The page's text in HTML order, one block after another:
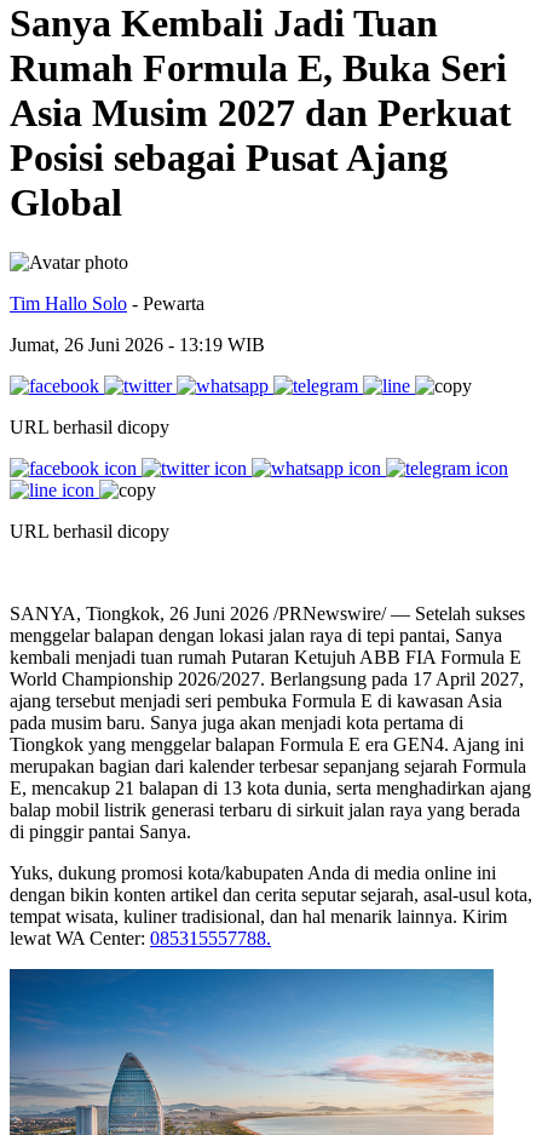
Sanya Kembali Jadi Tuan
Rumah Formula E, Buka Seri
Asia Musim 2027 dan Perkuat
Posisi sebagai Pusat Ajang
Global
Tim Hallo Solo - Pewarta
Jumat, 26 Juni 2026 - 13:19 WIB
URL berhasil dicopy
URL berhasil dicopy
SANYA, Tiongkok, 26 Juni 2026 /PRNewswire/ — Setelah sukses
menggelar balapan dengan lokasi jalan raya di tepi pantai, Sanya
kembali menjadi tuan rumah Putaran Ketujuh ABB FIA Formula E
World Championship 2026/2027. Berlangsung pada 17 April 2027,
ajang tersebut menjadi seri pembuka Formula E di kawasan Asia
pada musim baru. Sanya juga akan menjadi kota pertama di
Tiongkok yang menggelar balapan Formula E era GEN4. Ajang ini
merupakan bagian dari kalender terbesar sepanjang sejarah Formula
E, mencakup 21 balapan di 13 kota dunia, serta menghadirkan ajang
balap mobil listrik generasi terbaru di sirkuit jalan raya yang berada
di pinggir pantai Sanya.
Yuks, dukung promosi kota/kabupaten Anda di media online ini
dengan bikin konten artikel dan cerita seputar sejarah, asal-usul kota,
tempat wisata, kuliner tradisional, dan hal menarik lainnya. Kirim
lewat WA Center: 085315557788.